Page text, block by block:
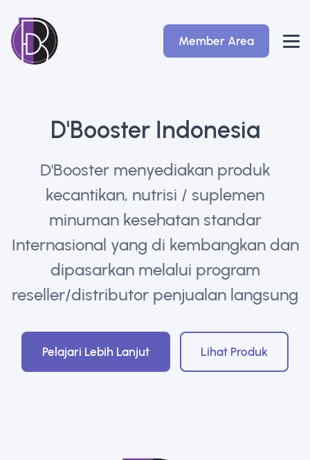
Member Area
D'Booster Indonesia
D'Booster menyediakan produk
kecantikan, nutrisi / suplemen
minuman kesehatan standar
Internasional yang di kembangkan dan
dipasarkan melalui program
reseller/distributor penjualan langsung
Pelajari Lebih Lanjut Lihat Produk